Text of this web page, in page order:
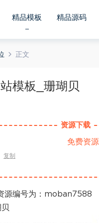
精品模板 精品源码
正文
模板_珊瑚贝
资源下载
免费资源
复制
源编号为：moban7588